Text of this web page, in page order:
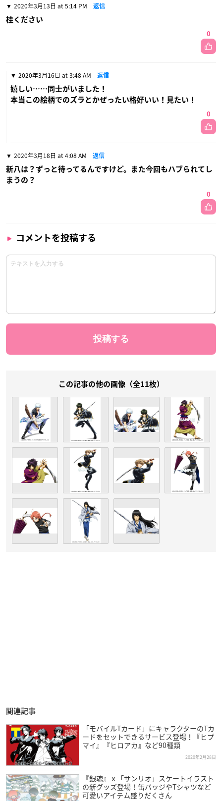
2020年3月13日 at 5:14 PM 返信
桂ください
0
2020年3月16日 at 3:48 AM 返信
嬉しい……同士がいました！
本当この絵柄でのズラとかぜったい格好いい！見たい！
0
2020年3月18日 at 4:08 AM 返信
新八は？ずっと待ってるんですけど。また今回もハブられてし
まうの？
0
コメントを投稿する
この記事の他の画像（全11枚）
関連記事
「モバイルTカード」にキャラクターのTカ
ードをセットできるサービス登場！『ヒプ
マイ』『ヒロアカ』など90種類
2020年2月28日
『銀魂』ｘ「サンリオ」スケートイラスト
の新グッズ登場！缶バッジやTシャツなど
可愛いアイテム盛りだくさん